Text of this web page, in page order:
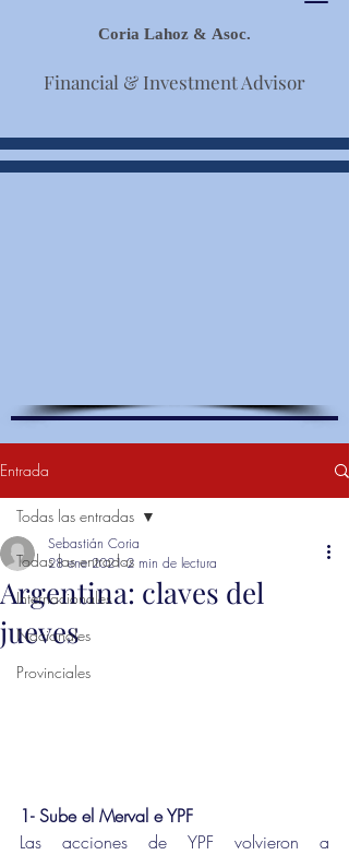
Coria Lahoz & Asoc.
Financial & Investment Advisor
Entrada
Todas las entradas
Internacionales
Nacionales
Provinciales
Todas las entradas
Argentina: claves del
jueves
Sebastián Coria
28 ene 2021 2 min de lectura
1- Sube el Merval e YPF
Las acciones de YPF volvieron a